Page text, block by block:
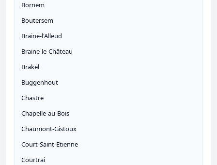
Bornem
Boutersem
Braine-l'Alleud
Braine-le-Château
Brakel
Buggenhout
Chastre
Chapelle-au-Bois
Chaumont-Gistoux
Court-Saint-Etienne
Courtrai